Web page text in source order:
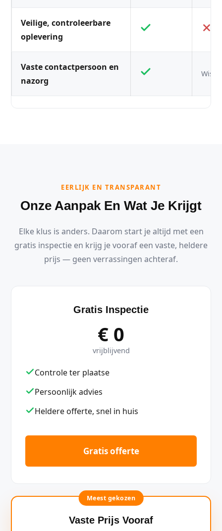
Veilige, controleerbare
oplevering
Vaste contactpersoon en
nazorg
EERLIJK EN TRANSPARANT
Onze Aanpak En Wat Je Krijgt
Elke klus is anders. Daarom start je altijd met een
gratis inspectie en krijg je vooraf een vaste, heldere
prijs — geen verrassingen achteraf.
Gratis Inspectie
€ 0
vrijblijvend
Controle ter plaatse
Persoonlijk advies
Heldere offerte, snel in huis
Gratis offerte
Meest gekozen
Vaste Prijs Vooraf